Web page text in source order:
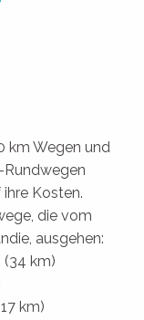
km Wegen und
Rundwegen
Kosten.
die vom
ausgehen:
(34 km)
km)